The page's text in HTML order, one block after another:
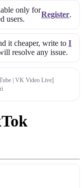
only for
users.
Register.
it cheaper, write to I
resolve any issue.
| VK Video Live]